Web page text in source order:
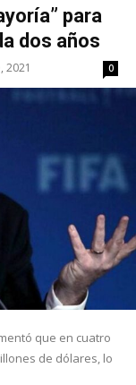
para
dos años
2021 0
que en cuatro
de dólares, lo